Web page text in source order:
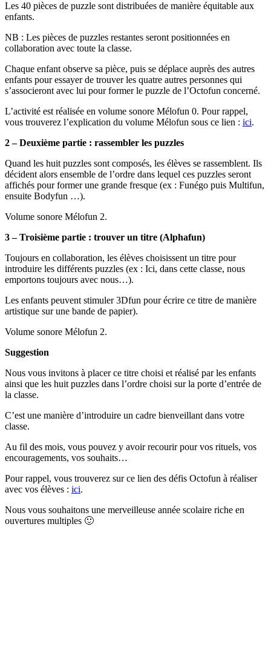
Les 40 pièces de puzzle sont distribuées de manière équitable aux
enfants.
NB : Les pièces de puzzles restantes seront positionnées en
collaboration avec toute la classe.
Chaque enfant observe sa pièce, puis se déplace auprès des autres
enfants pour essayer de trouver les quatre autres personnes qui
s’associeront avec lui pour former le puzzle de l’Octofun concerné.
L’activité est réalisée en volume sonore Mélofun 0. Pour rappel,
vous trouverez l’explication du volume Mélofun sous ce lien : ici.
2 – Deuxième partie : rassembler les puzzles
Quand les huit puzzles sont composés, les élèves se rassemblent. Ils
décident alors ensemble de l’ordre dans lequel ces puzzles seront
affichés pour former une grande fresque (ex : Funégo puis Multifun,
ensuite Bodyfun …).
Volume sonore Mélofun 2.
3 – Troisième partie : trouver un titre (Alphafun)
Toujours en collaboration, les élèves choisissent un titre pour
introduire les différents puzzles (ex : Ici, dans cette classe, nous
emportons toujours avec nous…).
Les enfants peuvent stimuler 3Dfun pour écrire ce titre de manière
artistique sur une bande de papier).
Volume sonore Mélofun 2.
Suggestion
Nous vous invitons à placer ce titre choisi et réalisé par les enfants
ainsi que les huit puzzles dans l’ordre choisi sur la porte d’entrée de
la classe.
C’est une manière d’introduire un cadre bienveillant dans votre
classe.
Au fil des mois, vous pouvez y avoir recourir pour vos rituels, vos
encouragements, vos souhaits…
Pour rappel, vous trouverez sur ce lien des défis Octofun à réaliser
avec vos élèves : ici.
Nous vous souhaitons une merveilleuse année scolaire riche en
ouvertures multiples 🙂